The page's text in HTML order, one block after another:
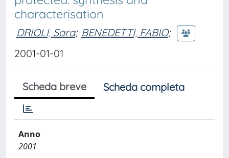
characterisation
DRIOLI, Sara; BENEDETTI, FABIO;
2001-01-01
Scheda breve Scheda completa
Anno
2001